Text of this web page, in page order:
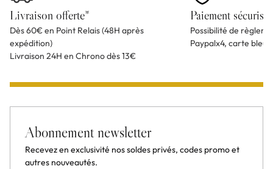
Livraison offerte*
Dès 60€ en Point Relais (48H après
expédition)
Livraison 24H en Chrono dès 13€
Paiement sécurisé
Possibilité de
Paypalx4, carte
Abonnement newsletter
Recevez en exclusivité nos soldes privés, codes promo et
autres nouveautés.